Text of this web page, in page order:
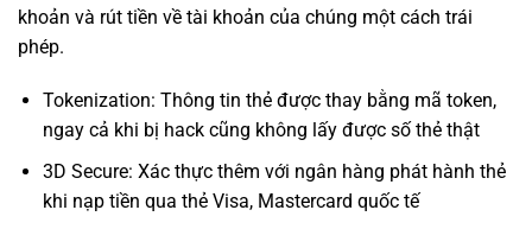
khoản và rút tiền về tài khoản của chúng một cách trái
phép.
Tokenization: Thông tin thẻ được thay bằng mã token,
ngay cả khi bị hack cũng không lấy được số thẻ thật
3D Secure: Xác thực thêm với ngân hàng phát hành thẻ
khi nạp tiền qua thẻ Visa, Mastercard quốc tế